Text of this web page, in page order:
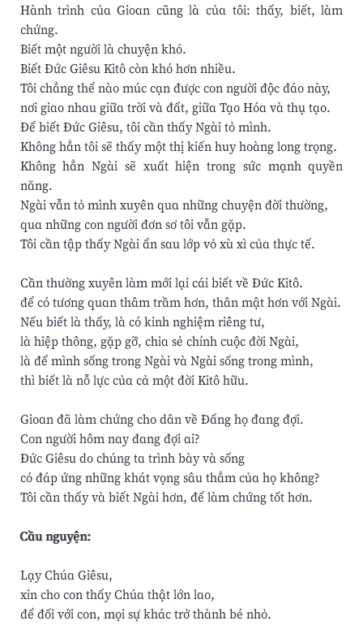
Hành trình của Gioan cũng là của tôi: thấy, biết, làm
chứng.
Biết một người là chuyện khó.
Biết Ðức Giêsu Kitô còn khó hơn nhiều.
Tôi chẳng thể nào múc cạn được con người độc đáo này,
nơi giao nhau giữa trời và đất, giữa Tạo Hóa và thụ tạo.
Ðể biết Ðức Giêsu, tôi cần thấy Ngài tỏ mình.
Không hẳn tôi sẽ thấy một thị kiến huy hoàng long trọng.
Không hẳn Ngài sẽ xuất hiện trong sức mạnh quyền
năng.
Ngài vẫn tỏ mình xuyên qua những chuyện đời thường,
qua những con người đơn sơ tôi vẫn gặp.
Tôi cần tập thấy Ngài ẩn sau lớp vỏ xù xì của thực tế.
Cần thường xuyên làm mới lại cái biết về Ðức Kitô.
để có tương quan thâm trầm hơn, thân mật hơn với Ngài.
Nếu biết là thấy, là có kinh nghiệm riêng tư,
là hiệp thông, gặp gỡ, chia sẻ chính cuộc đời Ngài,
là để mình sống trong Ngài và Ngài sống trong mình,
thì biết là nỗ lực của cả một đời Kitô hữu.
Gioan đã làm chứng cho dân về Ðấng họ đang đợi.
Con người hôm nay đang đợi ai?
Ðức Giêsu do chúng ta trình bày và sống
có đáp ứng những khát vọng sâu thẳm của họ không?
Tôi cần thấy và biết Ngài hơn, để làm chứng tốt hơn.
Cầu nguyện:
Lạy Chúa Giêsu,
xin cho con thấy Chúa thật lớn lao,
để đối với con, mọi sự khác trở thành bé nhỏ.